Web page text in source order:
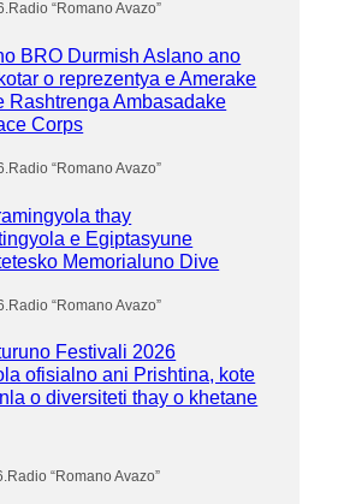
.Radio “Romano Avazo”
BRO Durmish Aslano ano
o reprezentya e Amerake
Rashtrenga Ambasadake
Corps
.Radio “Romano Avazo”
thay
e Egiptasyune
Memorialuno Dive
Radio “Romano Avazo”
Festivali 2026
ofisialno ani Prishtina, kote
o diversiteti thay o khetane
.Radio “Romano Avazo”